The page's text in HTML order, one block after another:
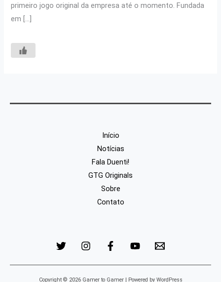
primeiro jogo original da empresa até o momento. Fundada
em […]
Início
Notícias
Fala Duenti!
GTG Originals
Sobre
Contato
Copyright © 2026 Gamer to Gamer | Powered by WordPress